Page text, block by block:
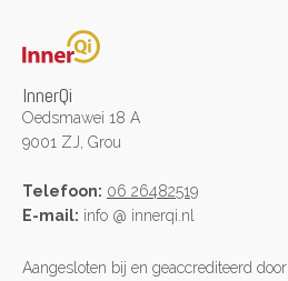
InnerQi
Oedsmawei 18 A
9001 ZJ, Grou
Telefoon: 06 26482519
E-mail: info @ innerqi.nl
Aangesloten bij en geaccrediteerd door